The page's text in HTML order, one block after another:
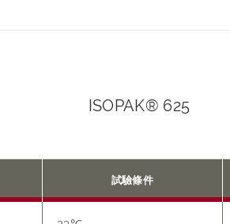
ISOPAK® 625
試驗條件